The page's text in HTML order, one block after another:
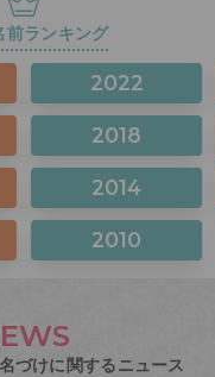
前ランキング
2022
2018
2014
2010
づけに関するニュース